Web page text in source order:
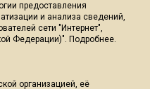
предоставления
и анализа сведений,
сети "Интернет",
Федерации)". Подробнее.
организацией, её